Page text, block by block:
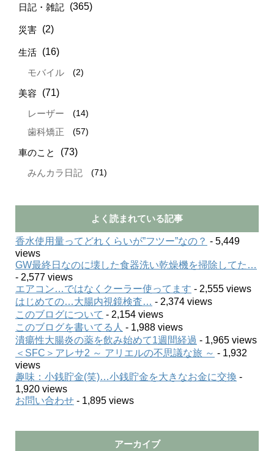
日記・雑記 (365)
災害 (2)
生活 (16)
モバイル (2)
美容 (71)
レーザー (14)
歯科矯正 (57)
車のこと (73)
みんカラ日記 (71)
よく読まれている記事
香水使用量ってどれくらいが”フツー”なの？ - 5,449
views
GW最終日なのに壊した食器洗い乾燥機を掃除してた…
- 2,577 views
エアコン…ではなくクーラー使ってます - 2,555 views
はじめての…大腸内視鏡検査… - 2,374 views
このブログについて - 2,154 views
このブログを書いてる人 - 1,988 views
潰瘍性大腸炎の薬を飲み始めて1週間経過 - 1,965 views
＜SFC＞アレサ2 ～ アリエルの不思議な旅 ～ - 1,932
views
趣味：小銭貯金(笑)…小銭貯金を大きなお金に交換 -
1,920 views
お問い合わせ - 1,895 views
アーカイブ